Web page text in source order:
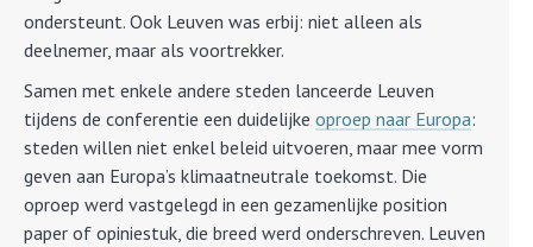
ondersteunt. Ook Leuven was erbij: niet alleen als
deelnemer, maar als voortrekker.
Samen met enkele andere steden lanceerde Leuven
tijdens de conferentie een duidelijke oproep naar Europa:
steden willen niet enkel beleid uitvoeren, maar mee vorm
geven aan Europa’s klimaatneutrale toekomst. Die
oproep werd vastgelegd in een gezamenlijke position
paper of opiniestuk, die breed werd onderschreven. Leuven